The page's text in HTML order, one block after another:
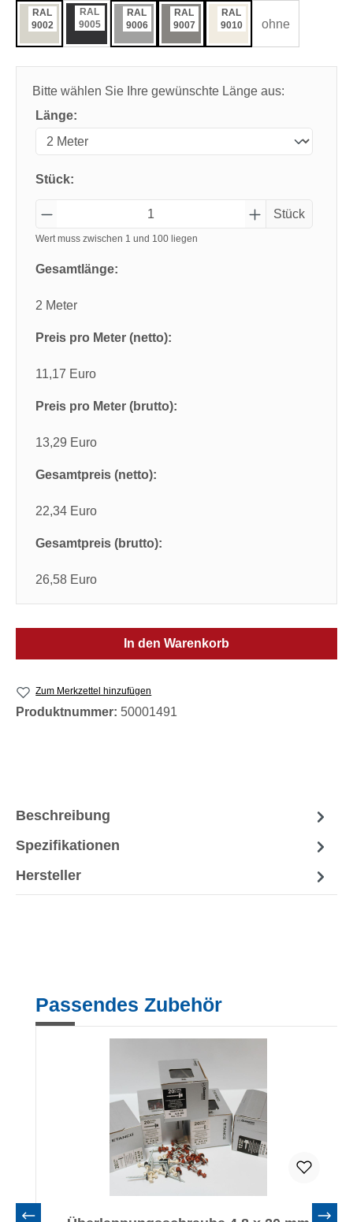
RAL
9002
RAL
9005
RAL
9006
RAL
9007
RAL
9010
ohne
Bitte wählen Sie Ihre gewünschte Länge aus:
Länge:
Stück:
Stück
Wert muss zwischen 1 und 100 liegen
Gesamtlänge:
2 Meter
Preis pro Meter (netto):
11,17 Euro
Preis pro Meter (brutto):
13,29 Euro
Gesamtpreis (netto):
22,34 Euro
Gesamtpreis (brutto):
26,58 Euro
In den Warenkorb
Zum Merkzettel hinzufügen
Produktnummer: 50001491
Beschreibung
Spezifikationen
Hersteller
Produktgalerie überspringen
Passendes Zubehör